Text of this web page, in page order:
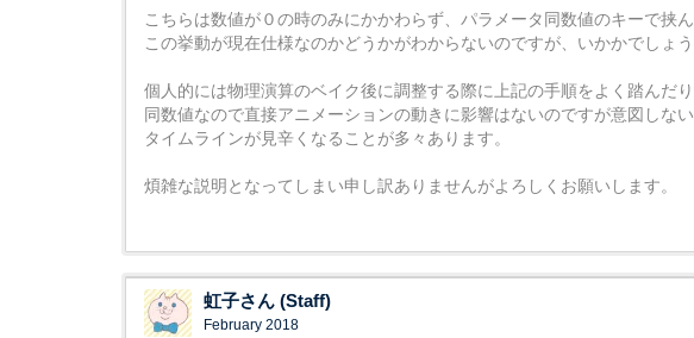
こちらは数値が０の時のみにかかわらず、パラメータ同数値のキーで挟
この挙動が現在仕様なのかどうかがわからないのですが、いかかでしょう
個人的には物理演算のベイク後に調整する際に上記の手順をよく踏んだり
同数値なので直接アニメーションの動きに影響はないのですが意図しな
タイムラインが見辛くなることが多々あります。
煩雑な説明となってしまい申し訳ありませんがよろしくお願いします。
虹子さん (Staff)
February 2018